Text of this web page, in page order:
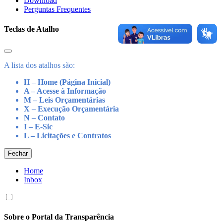
Perguntas Frequentes
Teclas de Atalho
A lista dos atalhos são:
H – Home (Página Inicial)
A – Acesse à Informação
M – Leis Orçamentárias
X – Execução Orçamentária
N – Contato
I – E-Sic
L – Licitações e Contratos
Fechar
Home
Inbox
Sobre o Portal da Transparência